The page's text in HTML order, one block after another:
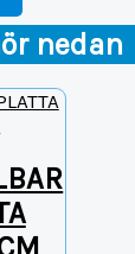
nedan